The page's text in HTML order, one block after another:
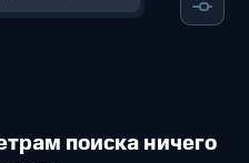
поиска ничего